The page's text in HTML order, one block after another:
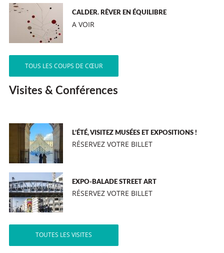
CALDER. RÊVER EN ÉQUILIBRE
A VOIR
TOUS LES COUPS DE CŒUR
Visites & Conférences
L’ÉTÉ, VISITEZ MUSÉES ET EXPOSITIONS !
RÉSERVEZ VOTRE BILLET
EXPO-BALADE STREET ART
RÉSERVEZ VOTRE BILLET
TOUTES LES VISITES